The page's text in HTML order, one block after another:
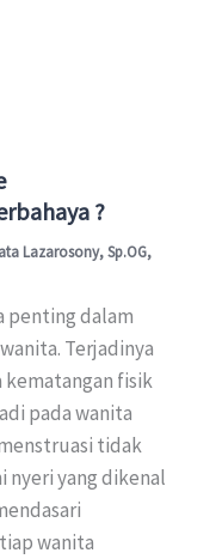
?
Lazarosony, Sp.OG,
penting dalam
Terjadinya
fisik
pada wanita
tidak
nyeri yang dikenal
wanita